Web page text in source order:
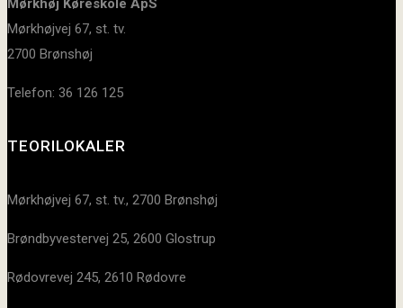
Mørkhøj Køreskole ApS
Mørkhøjvej 67, st. tv.
2700 Brønshøj
Telefon: 36 126 125
TEORILOKALER
Mørkhøjvej 67, st. tv., 2700 Brønshøj
Brøndbyvestervej 25, 2600 Glostrup
Rødovrevej 245, 2610 Rødovre